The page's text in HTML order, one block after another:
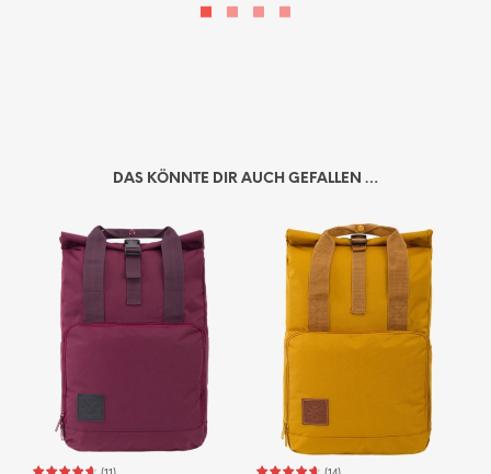
DAS KÖNNTE DIR AUCH GEFALLEN …